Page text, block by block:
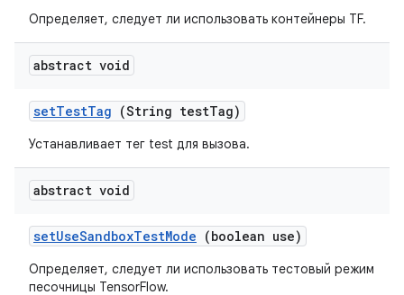
Определяет, следует ли использовать контейнеры TF.
abstract void
setTestTag (String testTag)
Устанавливает тег test для вызова.
abstract void
setUseSandboxTestMode (boolean use)
Определяет, следует ли использовать тестовый режим
песочницы TensorFlow.